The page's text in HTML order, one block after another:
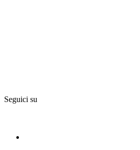
Seguici su